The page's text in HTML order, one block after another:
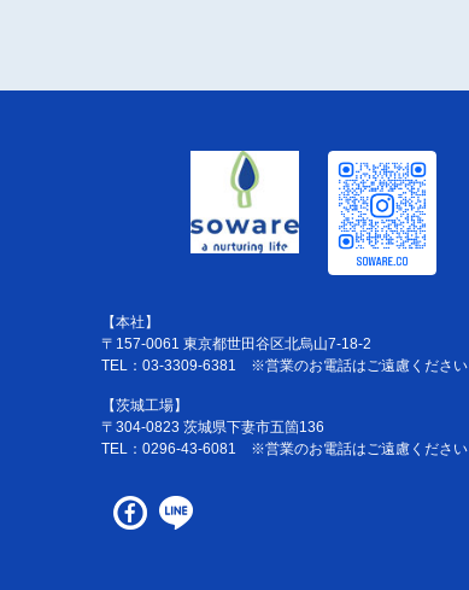
【本社】
〒157-0061 東京都世田谷区北烏山7-18-2
TEL： 03-3309-6381 ※営業のお電話はご遠慮ください
【茨城工場】
〒304-0823 茨城県下妻市五箇136
TEL： 0296-43-6081 ※営業のお電話はご遠慮ください